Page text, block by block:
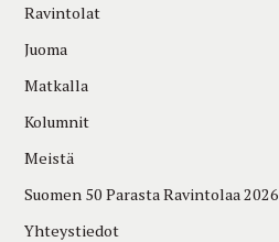
Ravintolat
Juoma
Matkalla
Kolumnit
Meistä
Suomen 50 Parasta Ravintolaa 2026
Yhteystiedot